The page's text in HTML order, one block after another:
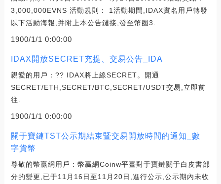
3,000,000EVNS 活動規則： 1活動期間,IDAX實名用戶轉發
以下活動海報,并附上本公告鏈接,發至幣圈3.
1900/1/1 0:00:00
IDAX開放SECRET充提、交易公告_IDA
親愛的用戶：?? IDAX將上線SECRET。開通
SECRET/ETH,SECRET/BTC,SECRET/USDT交易,立即前
往.
1900/1/1 0:00:00
關于寶鏈TST公示期結束暨交易開放時間的通知_數
字貨幣
尊敬的幣贏網用戶：幣贏網Coinw平臺對于寶鏈關于白皮書部
分的變更,已于11月16日至11月20日,進行公示,公示期內未收